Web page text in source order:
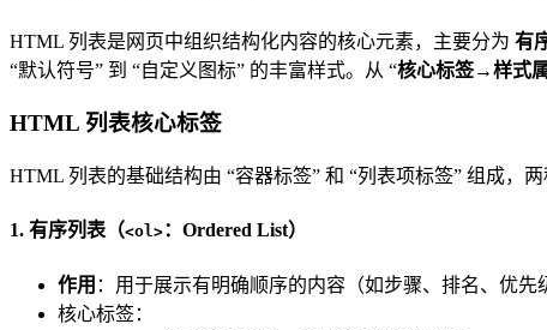
HTML 列表是网页中组织结构化内容的核心元素，主要分为 有
“默认符号” 到 “自定义图标” 的丰富样式。从 “核心标签→样式
HTML 列表核心标签
HTML 列表的基础结构由 “容器标签” 和 “列表项标签” 组成，
1. 有序列表（<ol>：Ordered List）
作用 ：用于展示有明确顺序的内容（如步骤、排名、优先
核心标签：